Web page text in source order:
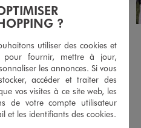
Combinaison pantalon multi-look en viscose femme
29,99 €
Les produits malins : multi look
AJOUTER AU PANIER
?
utiliser des cookies et
pour fournir, mettre à jour,
les annonces. Si vous
accéder et traiter des
vos visites à ce site web, les
de votre compte utilisateur
et les identifiants des cookies.